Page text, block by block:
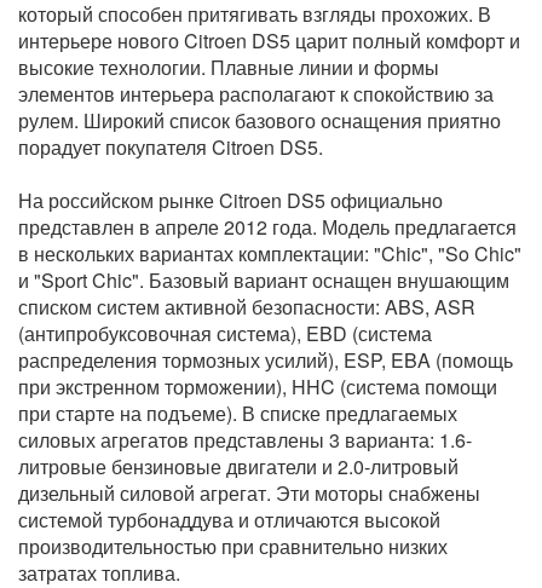
который способен притягивать взгляды прохожих. В
интерьере нового Citroen DS5 царит полный комфорт и
высокие технологии. Плавные линии и формы
элементов интерьера располагают к спокойствию за
рулем. Широкий список базового оснащения приятно
порадует покупателя Citroen DS5.
На российском рынке Citroen DS5 официально
представлен в апреле 2012 года. Модель предлагается
в нескольких вариантах комплектации: "Chic", "So Chic"
и "Sport Chic". Базовый вариант оснащен внушающим
списком систем активной безопасности: ABS, ASR
(антипробуксовочная система), EBD (система
распределения тормозных усилий), ESP, EBA (помощь
при экстренном торможении), HHC (система помощи
при старте на подъеме). В списке предлагаемых
силовых агрегатов представлены 3 варианта: 1.6-
литровые бензиновые двигатели и 2.0-литровый
дизельный силовой агрегат. Эти моторы снабжены
системой турбонаддува и отличаются высокой
производительностью при сравнительно низких
затратах топлива.